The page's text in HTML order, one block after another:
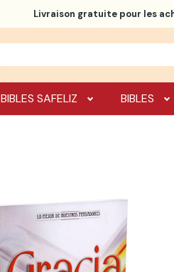
Livraison gratuitepour les
BIBLES SAFELIZ BIBLES